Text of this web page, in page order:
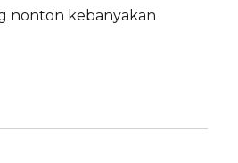
nonton kebanyakan